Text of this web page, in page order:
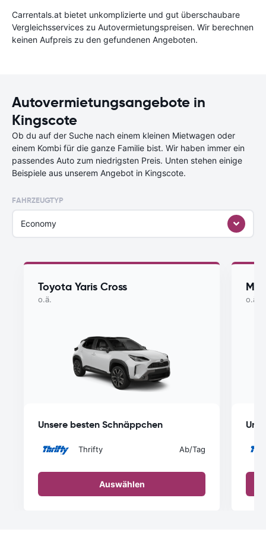
Carrentals.at bietet unkomplizierte und gut überschaubare
Vergleichsservices zu Autovermietungspreisen. Wir berechnen
keinen Aufpreis zu den gefundenen Angeboten.
Autovermietungsangebote in
Kingscote
Ob du auf der Suche nach einem kleinen Mietwagen oder
einem Kombi für die ganze Familie bist. Wir haben immer ein
passendes Auto zum niedrigsten Preis. Unten stehen einige
Beispiele aus unserem Angebot in Kingscote.
FAHRZEUGTYP
Economy
Toyota Yaris Cross
o.ä.
Unsere besten Schnäppchen
Thrifty Ab/Tag
Auswählen
o.ä.